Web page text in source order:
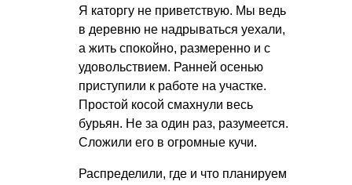
Я каторгу не приветствую. Мы ведь
в деревню не надрываться уехали,
а жить спокойно, размеренно и с
удовольствием. Ранней осенью
приступили к работе на участке.
Простой косой смахнули весь
бурьян. Не за один раз, разумеется.
Сложили его в огромные кучи.
Распределили, где и что планируем